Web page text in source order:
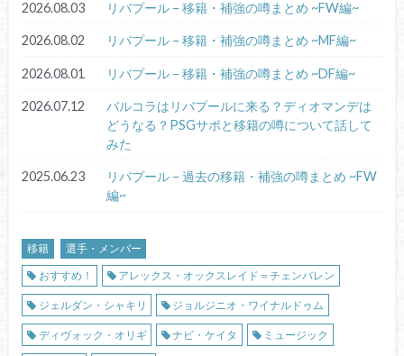
2026.08.03 リバプール – 移籍・補強の噂まとめ ~FW編~
2026.08.02 リバプール – 移籍・補強の噂まとめ ~MF編~
2026.08.01 リバプール – 移籍・補強の噂まとめ ~DF編~
2026.07.12
バルコラはリバプールに来る？ディオマンデは
どうなる？PSGサポと移籍の噂について話して
みた
2025.06.23
リバプール – 過去の移籍・補強の噂まとめ ~FW
編~
移籍
選手・メンバー
おすすめ！
アレックス・オックスレイド＝チェンバレン
ジェルダン・シャキリ ジョルジニオ・ワイナルドゥム
ディヴォック・オリギ ナビ・ケイタ ミュージック